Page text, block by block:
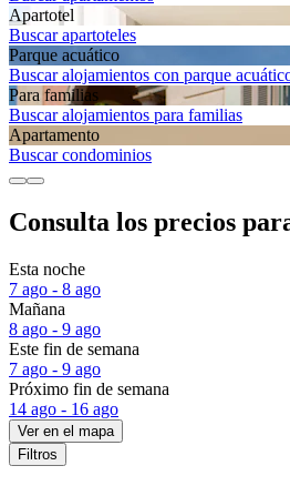
Apartotel
Buscar apartoteles
Parque acuático
Buscar alojamientos con parque
Para familias
Buscar alojamientos para familias
Apartamento
Buscar condominios
Consulta los precios
Esta noche
7 ago - 8 ago
Mañana
8 ago - 9 ago
Este fin de semana
7 ago - 9 ago
Próximo fin de semana
14 ago - 16 ago
Ver en el mapa
Filtros